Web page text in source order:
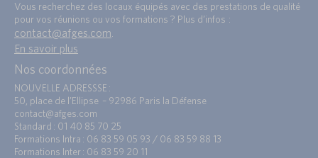
Vous recherchez des locaux équipés avec des prestations de qualité
pour vos réunions ou vos formations ? Plus d’infos :
contact@afges.com.
En savoir plus
Nos coordonnées
NOUVELLE ADRESSSE :
50, place de l’Ellipse – 92986 Paris la Défense
contact@afges.com
Standard : 01 40 85 70 25
Formations Intra : 06 83 59 05 93 / 06 83 59 88 13
Formations Inter : 06 83 59 20 11